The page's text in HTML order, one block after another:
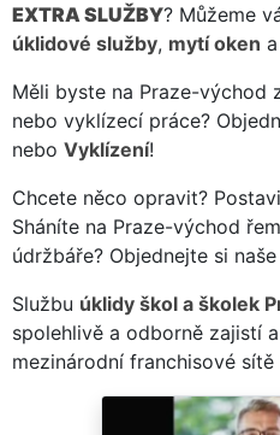
EXTRA SLUŽBY? Můžeme
úklidové služby, mytí oken a
Měli byste na Praze-východ
nebo vyklízecí práce?
nebo Vyklízení!
Chcete něco opravit?
Sháníte na Praze-východ
údržbáře? Objednejte si naše
Službu úklidy škol a školek
spolehlivě a odborně zajistí
mezinárodní franchisové sítě